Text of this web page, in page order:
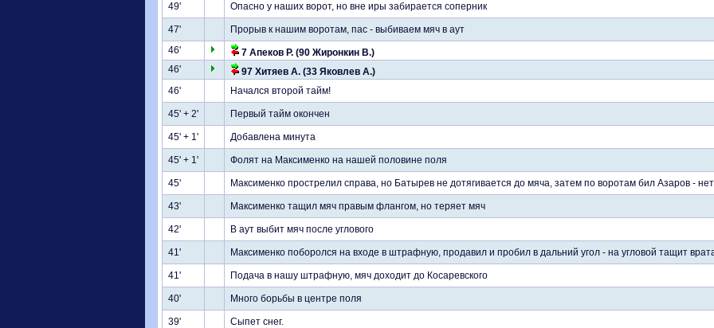
49' Опасно у наших ворот, но вне иры забирается соперник
47'
Прорыв к нашим воротам, пас - выбиваем мяч в аут
46'
7 Апеков Р. (90 Жиронкин В.)
46'
97 Хитяев А. (33 Яковлев А.)
46'
Начался второй тайм!
45' + 2' Первый тайм окончен
45' + 1' Добавлена минута
45' + 1' Фолят на Максименко на нашей половине поля
45' Максименко прострелил справа, но Батырев не дотягивается до мяча, затем по воротам бил Азаров -
43' Максименко тащил мяч правым флангом, но теряет мяч
42' В аут выбит мяч после углового
41' Максименко поборолся на входе в штрафную, продавил и пробил в дальний угол - на угловой тащит
41' Подача в нашу штрафную, мяч доходит до Косаревского
40' Много борьбы в центре поля
39' Сыпет снег.